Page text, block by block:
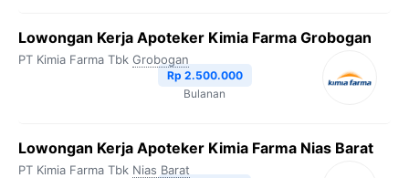
Lowongan Kerja Apoteker Kimia Farma Grobogan
PT Kimia Farma Tbk Grobogan
Rp 2.500.000
Bulanan
Lowongan Kerja Apoteker Kimia Farma Nias Barat
PT Kimia Farma Tbk Nias Barat